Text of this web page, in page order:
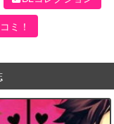
ミ！